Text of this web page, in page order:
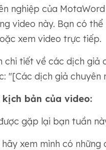
nghiệp của
video này. Bạn có
xem video trực tiếp.
tiết về các dịch giả
"[Các dịch giả
bản của video:
gặp lại bạn tuần
xem mình có